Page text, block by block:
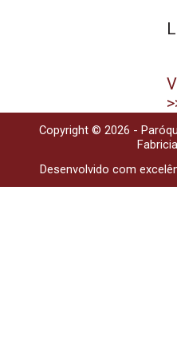
Copyright © 2026 -
Desenvolvido com